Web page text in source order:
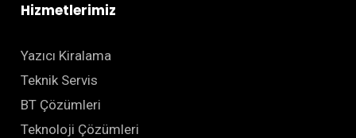
Hizmetlerimiz
Yazıcı Kiralama
Teknik Servis
BT Çözümleri
Teknoloji Çözümleri